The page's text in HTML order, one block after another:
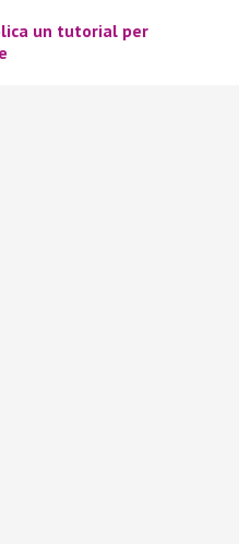
un tutorial per